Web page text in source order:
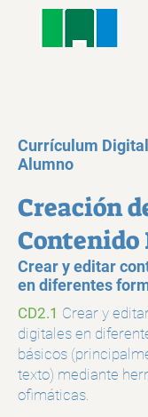
Currículum Digital
Alumno
Creación
Crear y editar
en diferentes
CD2.1 Crear y
digitales en
básicos
texto) mediante
ofimáticas.